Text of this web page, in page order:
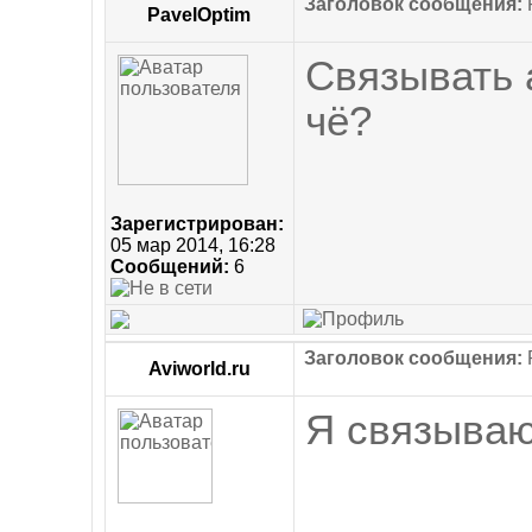
PavelOptim
Заголовок сообщения:
Зарегистрирован:
05 мар 2014, 16:28
Сообщений: 6
Связывать
чё?
Aviworld.ru
Заголовок сообщения:
Я